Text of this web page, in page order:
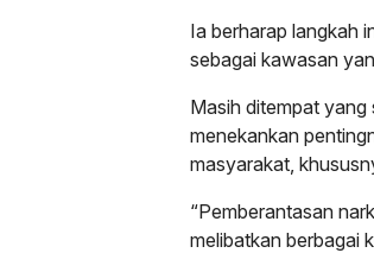
Ia berharap langkah
sebagai kawasan
Masih ditempat
menekankan
masyarakat,
“Pemberantasan
melibatkan berbagai